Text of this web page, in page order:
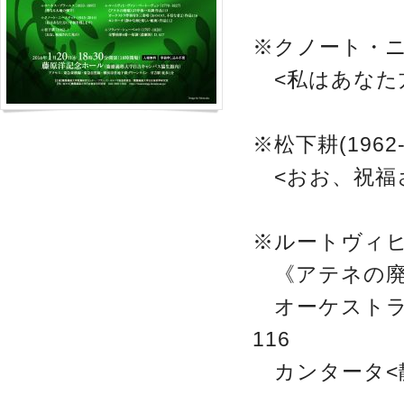
※クノート・
<私はあなた
※松下耕
<おお、祝福
※ルートヴィ
《アテネの
オーケスト
116
カンタータ<